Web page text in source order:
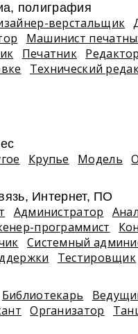
полиграфия
верстальщик
Машинист
Печатник Редактор
Технический
Крупье Модель
Интернет, ПО
Администратор
программист
Системный
Тестировщик
Библиотекарь
Организатор